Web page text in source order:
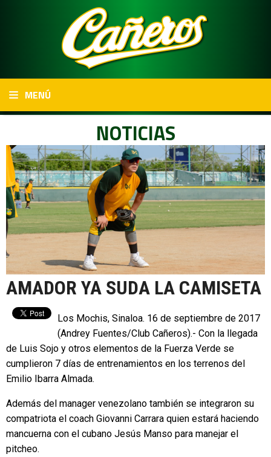
MENÚ
NOTICIAS
AMADOR YA SUDA LA CAMISETA
Los Mochis, Sinaloa. 16 de septiembre de 2017
(Andrey Fuentes/Club Cañeros).- Con la llegada
de Luis Sojo y otros elementos de la Fuerza Verde se
cumplieron 7 días de entrenamientos en los terrenos del
Emilio Ibarra Almada.
Además del manager venezolano también se integraron su
compatriota el coach Giovanni Carrara quien estará haciendo
mancuerna con el cubano Jesús Manso para manejar el
pitcheo.